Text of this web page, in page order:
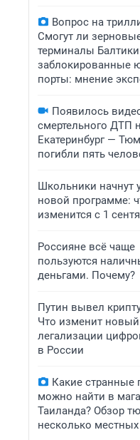
Вопрос на
Смогут ли
терминалы
заблокированные
порты: мнение
Появилось
смертельного ДТП
Екатеринбург —
погибли пять
Школьники начнут
новой программе:
изменится с 1
Россияне всё чаще
пользуются
деньгами. Почему?
Путин вывел
Что изменит
легализации
в России
Какие странные
можно найти в
Таиланда? Обзор
несколько